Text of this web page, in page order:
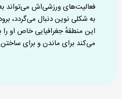
فعالیت‌های ورزشی‌اش می‌تواند
به شکلی نوین دنبال می‌گردد،
این منطقهٔ جغرافیایی خاص او را
می‌کند برای ماندن و برای